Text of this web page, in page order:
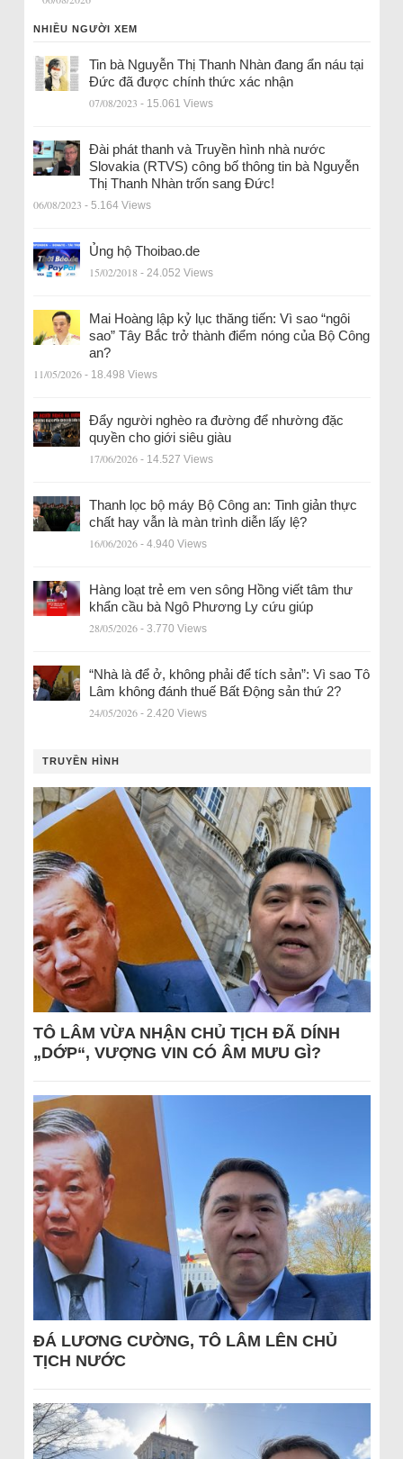
NHIỀU NGƯỜI XEM
Tin bà Nguyễn Thị Thanh Nhàn đang ẩn náu tại
Đức đã được chính thức xác nhận
07/08/2023 - 15.061 Views
Đài phát thanh và Truyền hình nhà nước
Slovakia (RTVS) công bố thông tin bà Nguyễn
Thị Thanh Nhàn trốn sang Đức!
06/08/2023 - 5.164 Views
Ủng hộ Thoibao.de
15/02/2018 - 24.052 Views
Mai Hoàng lập kỷ lục thăng tiến: Vì sao “ngôi
sao” Tây Bắc trở thành điểm nóng của Bộ Công
an?
11/05/2026 - 18.498 Views
Đẩy người nghèo ra đường để nhường đặc
quyền cho giới siêu giàu
17/06/2026 - 14.527 Views
Thanh lọc bộ máy Bộ Công an: Tinh giản thực
chất hay vẫn là màn trình diễn lấy lệ?
16/06/2026 - 4.940 Views
Hàng loạt trẻ em ven sông Hồng viết tâm thư
khẩn cầu bà Ngô Phương Ly cứu giúp
28/05/2026 - 3.770 Views
“Nhà là để ở, không phải để tích sản”: Vì sao Tô
Lâm không đánh thuế Bất Động sản thứ 2?
24/05/2026 - 2.420 Views
TRUYỀN HÌNH
TÔ LÂM VỪA NHẬN CHỦ TỊCH ĐÃ DÍNH
„DỚP“, VƯỢNG VIN CÓ ÂM MƯU GÌ?
ĐÁ LƯƠNG CƯỜNG, TÔ LÂM LÊN CHỦ
TỊCH NƯỚC